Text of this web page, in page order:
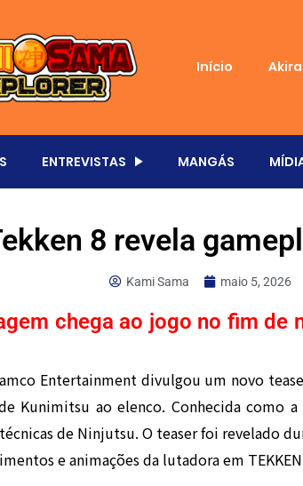
Início
ENTREVISTAS MANGÁS
8 revela
Kami Sama maio 5, 2026
chega ao jogo no fim de
Entertainment divulgou um novo
Kunimitsu ao elenco. Conhecida como a
de Ninjutsu. O teaser foi revelado
e animações da lutadora em